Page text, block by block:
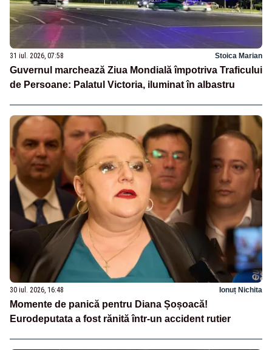
31 iul. 2026, 07:58 Stoica Marian
Guvernul marchează Ziua Mondială împotriva Traficului
de Persoane: Palatul Victoria, iluminat în albastru
30 iul. 2026, 16:48 Ionuț Nichita
Momente de panică pentru Diana Șoșoacă!
Eurodeputata a fost rănită într-un accident rutier